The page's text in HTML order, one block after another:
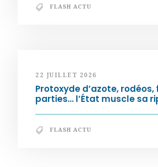
FLASH ACTU
22 JUILLET 2026
Protoxyde d’azote, rodéos,
parties… l’État muscle sa
FLASH ACTU